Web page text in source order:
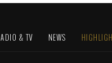
& TV NEWS